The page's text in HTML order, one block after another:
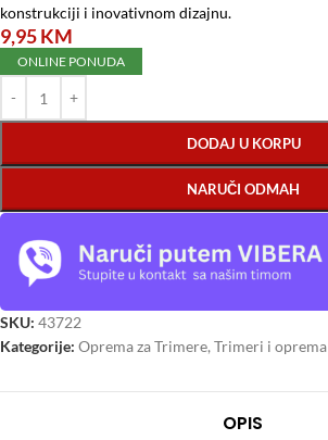
konstrukciji i inovativnom dizajnu.
9,95KM
ONLINE PONUDA
DODAJ U KORPU
NARUČI ODMAH
SKU: 43722
Kategorije: Oprema za Trimere, Trimeri i oprema
OPIS